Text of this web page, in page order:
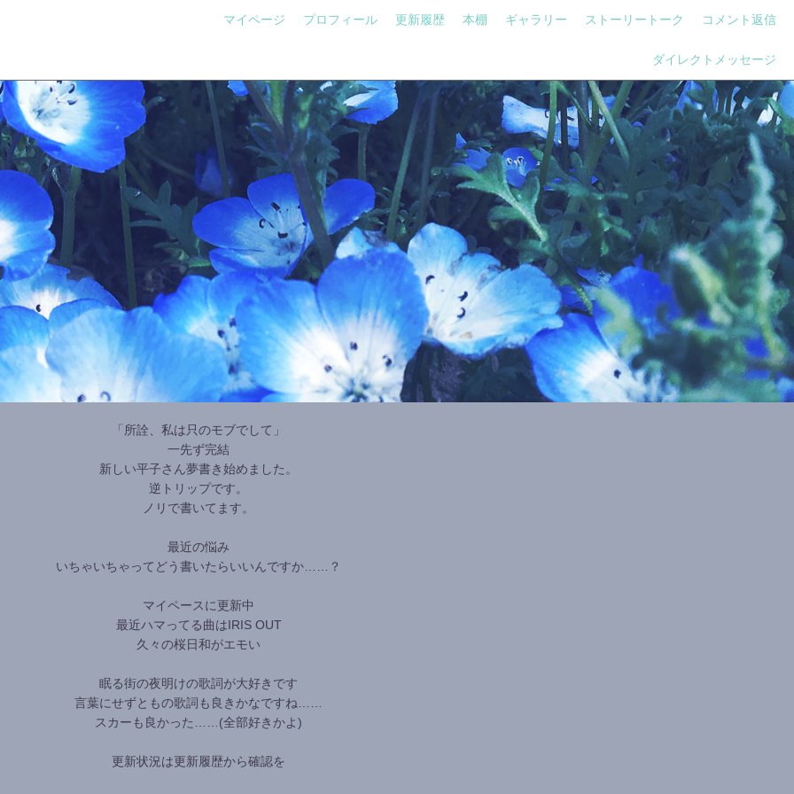
マイページ プロフィール 更新履歴 本棚 ギャラリー ストーリートーク コメント返信
ダイレクトメッセージ
「所詮、私は只のモブでして」
一先ず完結
新しい平子さん夢書き始めました。
逆トリップです。
ノリで書いてます。
最近の悩み
いちゃいちゃってどう書いたらいいんですか……？
マイペースに更新中
最近ハマってる曲はIRIS OUT
久々の桜日和がエモい
眠る街の夜明けの歌詞が大好きです
言葉にせずともの歌詞も良きかなですね……
スカーも良かった……(全部好きかよ)
更新状況は更新履歴から確認を